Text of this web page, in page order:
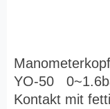
Manometerkopf
YO-50
Kontakt mit